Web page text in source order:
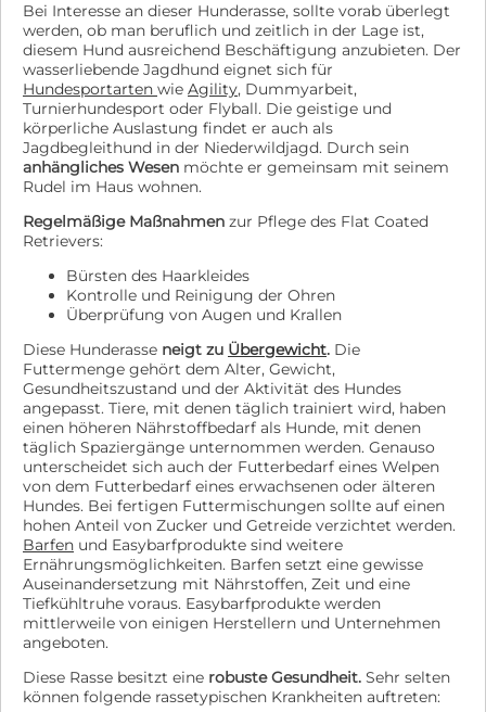
Bei Interesse an dieser Hunderasse, sollte vorab überlegt
werden, ob man beruflich und zeitlich in der Lage ist,
diesem Hund ausreichend Beschäftigung anzubieten. Der
wasserliebende Jagdhund eignet sich für
Hundesportarten wie Agility, Dummyarbeit,
Turnierhundesport oder Flyball. Die geistige und
körperliche Auslastung findet er auch als
Jagdbegleithund in der Niederwildjagd. Durch sein
anhängliches Wesen möchte er gemeinsam mit seinem
Rudel im Haus wohnen.
Regelmäßige Maßnahmen zur Pflege des Flat Coated
Retrievers:
Bürsten des Haarkleides
Kontrolle und Reinigung der Ohren
Überprüfung von Augen und Krallen
Diese Hunderasse neigt zu Übergewicht. Die
Futtermenge gehört dem Alter, Gewicht,
Gesundheitszustand und der Aktivität des Hundes
angepasst. Tiere, mit denen täglich trainiert wird, haben
einen höheren Nährstoffbedarf als Hunde, mit denen
täglich Spaziergänge unternommen werden. Genauso
unterscheidet sich auch der Futterbedarf eines Welpen
von dem Futterbedarf eines erwachsenen oder älteren
Hundes. Bei fertigen Futtermischungen sollte auf einen
hohen Anteil von Zucker und Getreide verzichtet werden.
Barfen und Easybarfprodukte sind weitere
Ernährungsmöglichkeiten. Barfen setzt eine gewisse
Auseinandersetzung mit Nährstoffen, Zeit und eine
Tiefkühltruhe voraus. Easybarfprodukte werden
mittlerweile von einigen Herstellern und Unternehmen
angeboten.
Diese Rasse besitzt eine robuste Gesundheit. Sehr selten
können folgende rassetypischen Krankheiten auftreten: